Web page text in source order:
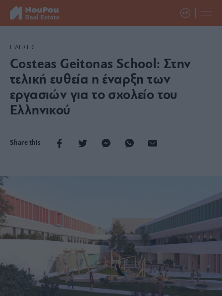
ΕΙΔΗΣΕΙΣ
Costeas Geitonas School: Στην
τελική ευθεία η έναρξη των
εργασιών για το σχολείο του
Ελληνικού
Share this